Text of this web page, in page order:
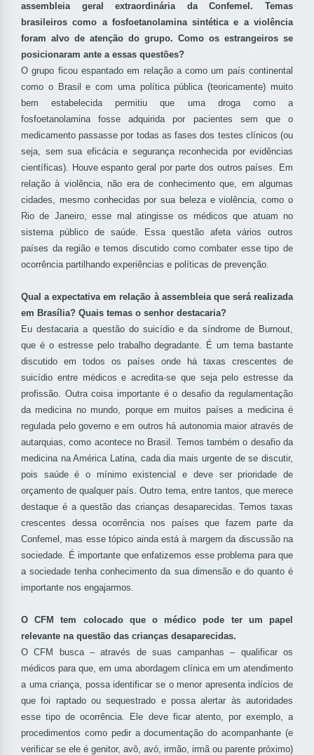
assembleia geral extraordinária da Confemel. Temas
brasileiros como a fosfoetanolamina sintética e a violência
foram alvo de atenção do grupo. Como os estrangeiros se
posicionaram ante a essas questões?
O grupo ficou espantado em relação a como um país continental
como o Brasil e com uma política pública (teoricamente) muito
bem estabelecida permitiu que uma droga como a
fosfoetanolamina fosse adquirida por pacientes sem que o
medicamento passasse por todas as fases dos testes clínicos (ou
seja, sem sua eficácia e segurança reconhecida por evidências
científicas). Houve espanto geral por parte dos outros países. Em
relação à violência, não era de conhecimento que, em algumas
cidades, mesmo conhecidas por sua beleza e violência, como o
Rio de Janeiro, esse mal atingisse os médicos que atuam no
sistema público de saúde. Essa questão afeta vários outros
países da região e temos discutido como combater esse tipo de
ocorrência partilhando experiências e políticas de prevenção.
Qual a expectativa em relação à assembleia que será realizada
em Brasília? Quais temas o senhor destacaria?
Eu destacaria a questão do suicídio e da síndrome de Burnout,
que é o estresse pelo trabalho degradante. É um tema bastante
discutido em todos os países onde há taxas crescentes de
suicídio entre médicos e acredita-se que seja pelo estresse da
profissão. Outra coisa importante é o desafio da regulamentação
da medicina no mundo, porque em muitos países a medicina é
regulada pelo governo e em outros há autonomia maior através de
autarquias, como acontece no Brasil. Temos também o desafio da
medicina na América Latina, cada dia mais urgente de se discutir,
pois saúde é o mínimo existencial e deve ser prioridade de
orçamento de qualquer país. Outro tema, entre tantos, que merece
destaque é a questão das crianças desaparecidas. Temos taxas
crescentes dessa ocorrência nos países que fazem parte da
Confemel, mas esse tópico ainda está à margem da discussão na
sociedade. É importante que enfatizemos esse problema para que
a sociedade tenha conhecimento da sua dimensão e do quanto é
importante nos engajarmos.
O CFM tem colocado que o médico pode ter um papel
relevante na questão das crianças desaparecidas.
O CFM busca – através de suas campanhas – qualificar os
médicos para que, em uma abordagem clínica em um atendimento
a uma criança, possa identificar se o menor apresenta indícios de
que foi raptado ou sequestrado e possa alertar às autoridades
esse tipo de ocorrência. Ele deve ficar atento, por exemplo, a
procedimentos como pedir a documentação do acompanhante (e
verificar se ele é genitor, avô, avó, irmão, irmã ou parente próximo)